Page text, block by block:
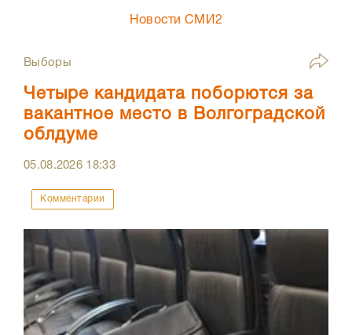
Новости СМИ2
Выборы
Четыре кандидата поборются за
вакантное место в Волгоградской
облдуме
05.08.2026 18:33
Комментарии